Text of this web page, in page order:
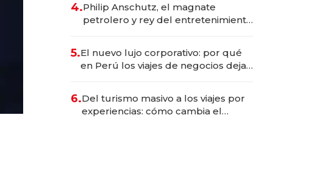
4.Philip Anschutz, el magnate
petrolero y rey del entretenimiento
5.El nuevo lujo corporativo: por qué
en Perú los viajes de negocios dejan
6.Del turismo masivo a los viajes por
experiencias: cómo cambia el